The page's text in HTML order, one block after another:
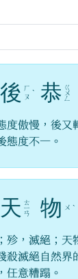
後 ㄏ
ㄡ ˋ 恭 ㄍ
ㄨ
ㄥ
度傲慢，後又
態度不一。
天 ㄊ
ㄧ
ㄢ 物 ㄨ ˋ
殄，滅絕；天
殺滅絕自然界
任意糟蹋。